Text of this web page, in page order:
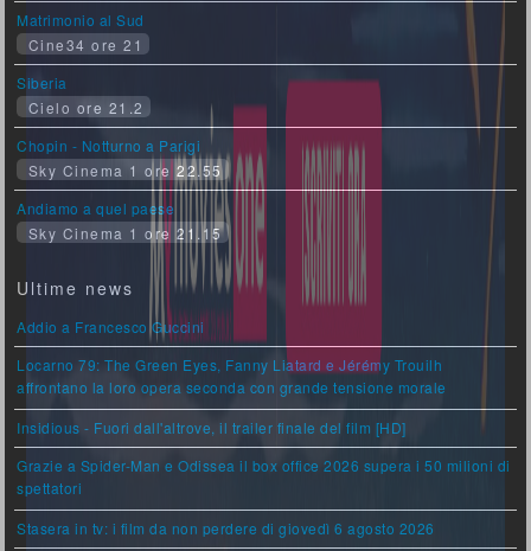
Matrimonio al Sud
Cine34 ore 21
Siberia
Cielo ore 21.2
Chopin - Notturno a Parigi
Sky Cinema 1 ore 22.55
Andiamo a quel paese
Sky Cinema 1 ore 21.15
Ultime news
Addio a Francesco Guccini
Locarno 79: The Green Eyes, Fanny Liatard e Jérémy Trouilh
affrontano la loro opera seconda con grande tensione morale
Insidious - Fuori dall'altrove, il trailer finale del film [HD]
Grazie a Spider-Man e Odissea il box office 2026 supera i 50 milioni di
spettatori
Stasera in tv: i film da non perdere di giovedì 6 agosto 2026